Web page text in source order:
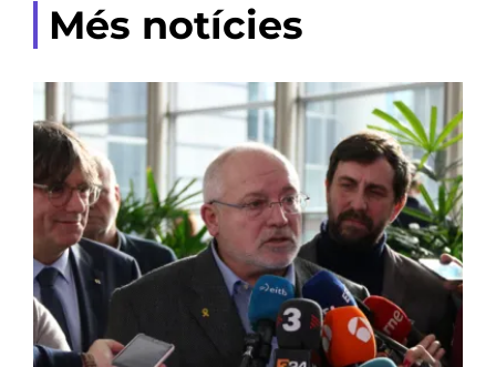
Més notícies